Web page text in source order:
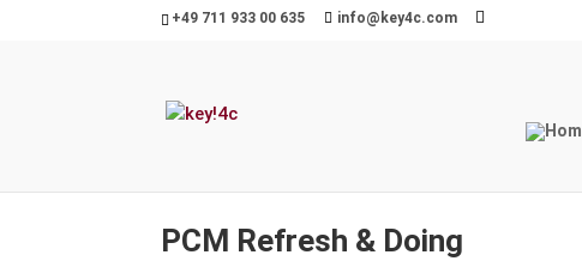
+49 711 933 00 635 info@key4c.com
PCM Refresh & Doing